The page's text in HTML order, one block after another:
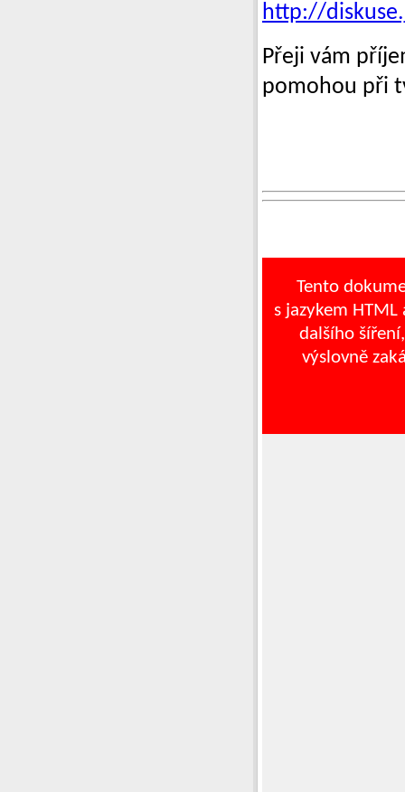
http://
Přeji vám
pomohou při
Tento
s jazykem
dalšího
výslovně